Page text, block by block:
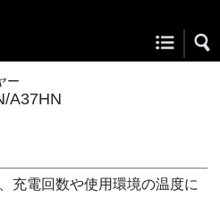
ー
A37HN
充電回数や使用環境の温度に